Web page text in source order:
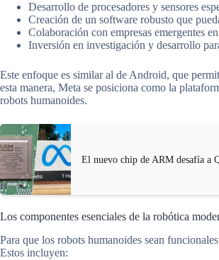
Desarrollo de procesadores y sensores
Creación de un software robusto que
Colaboración con empresas emergentes
Inversión en investigación y desarrollo
Este enfoque es similar al de Android, que
esta manera, Meta se posiciona como la
robots humanoides.
El nuevo chip de ARM desafía a
Los componentes esenciales de la robótica
Para que los robots humanoides sean
Estos incluyen: